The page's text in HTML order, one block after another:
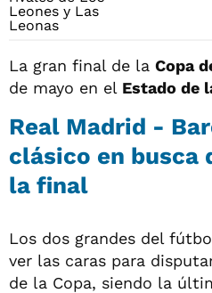
La gran final de la Copa
de mayo en el Estado de
Real Madrid -
clásico en busca
la final
Los dos grandes del
ver las caras para
de la Copa, siendo la